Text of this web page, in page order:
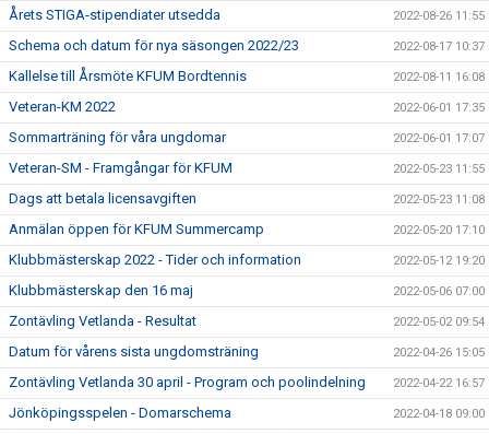
Årets STIGA-stipendiater utsedda 2022-08-26 11:55
Schema och datum för nya säsongen 2022/23 2022-08-17 10:37
Kallelse till Årsmöte KFUM Bordtennis 2022-08-11 16:08
Veteran-KM 2022 2022-06-01 17:35
Sommarträning för våra ungdomar 2022-06-01 17:07
Veteran-SM - Framgångar för KFUM 2022-05-23 11:55
Dags att betala licensavgiften 2022-05-23 11:08
Anmälan öppen för KFUM Summercamp 2022-05-20 17:10
Klubbmästerskap 2022 - Tider och information 2022-05-12 19:20
Klubbmästerskap den 16 maj 2022-05-06 07:00
Zontävling Vetlanda - Resultat 2022-05-02 09:54
Datum för vårens sista ungdomsträning 2022-04-26 15:05
Zontävling Vetlanda 30 april - Program och poolindelning 2022-04-22 16:57
Jönköpingsspelen - Domarschema 2022-04-18 09:00